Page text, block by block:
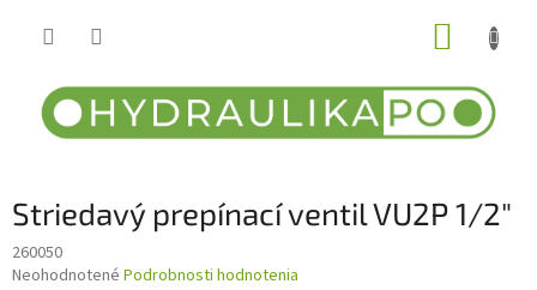
Striedavý prepínací ventil VU2P 1/2"
260050
Priemerné
Neohodnotené Podrobnosti hodnotenia